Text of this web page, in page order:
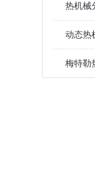
热机械
梅特勒